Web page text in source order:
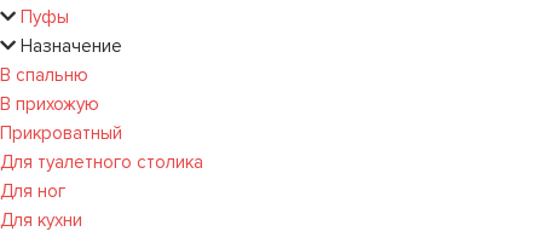
Пуфы
Назначение
В спальню
В прихожую
Прикроватный
Для туалетного столика
Для ног
Для кухни